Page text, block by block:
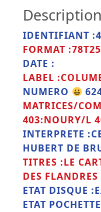
Description
IDENTIFIANT
FORMAT :78T25
DATE :
LABEL
NUMERO
MATRICES/
403:NOURY/L
INTERPRETE
HUBERT DE
TITRES :LE
DES FLANDRES
ETAT DISQUE
ETAT